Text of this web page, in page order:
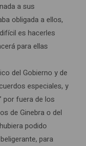
a sus
obligada a ellos,
es hacerles
para ellas
del Gobierno y de
especiales, y
por fuera de los
de Ginebra o del
podido
para